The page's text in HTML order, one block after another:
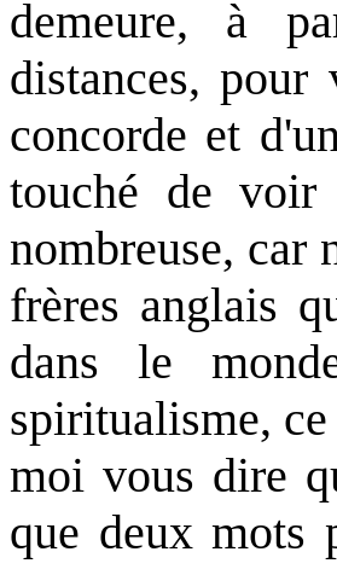
demeure, à
distances,
concorde et
touché de voir
nombreuse, car
frères anglais
dans le
spiritualisme,
moi vous dire
que deux mots